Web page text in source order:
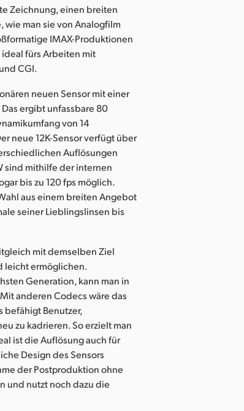
Zeichnung, einen breiten
wie man sie von Analogfilm
IMAX-Produktionen
fürs Arbeiten mit
CGI.
neuen Sensor mit einer
ergibt unfassbare 80
von 14
neue 12K-Sensor verfügt über
Auflösungen
sind mithilfe der internen
bis zu 120 fps möglich.
aus einem breiten Angebot
seiner Lieblingslinsen bis
mit demselben Ziel
leicht ermöglichen.
Generation, kann man in
anderen Codecs wäre das
befähigt Benutzer,
zu kadrieren. So erzielt man
ist die Auflösung auch für
Design des Sensors
der Postproduktion ohne
und nutzt noch dazu die